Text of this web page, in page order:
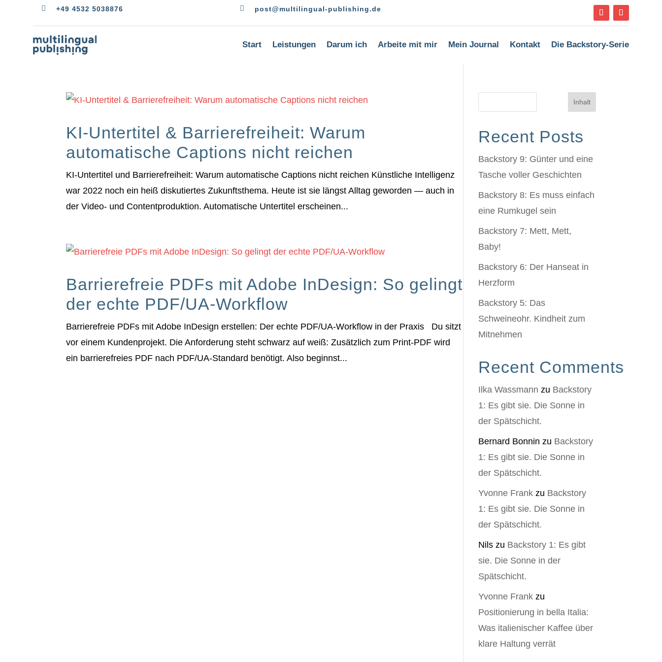
 +49 4532 5038876  post@multilingual-publishing.de
Start Leistungen Darum ich Arbeite mit mir Mein Journal Kontakt Die Backstory-Serie
KI-Untertitel & Barrierefreiheit: Warum
automatische Captions nicht reichen
KI-Untertitel und Barrierefreiheit: Warum automatische Captions nicht reichen Künstliche Intelligenz
war 2022 noch ein heiß diskutiertes Zukunftsthema. Heute ist sie längst Alltag geworden — auch in
der Video- und Contentproduktion. Automatische Untertitel erscheinen...
Barrierefreie PDFs mit Adobe InDesign: So gelingt
der echte PDF/UA-Workflow
Barrierefreie PDFs mit Adobe InDesign erstellen: Der echte PDF/UA-Workflow in der Praxis Du sitzt
vor einem Kundenprojekt. Die Anforderung steht schwarz auf weiß: Zusätzlich zum Print-PDF wird
ein barrierefreies PDF nach PDF/UA-Standard benötigt. Also beginnst...
Inhalt
Recent Posts
Backstory 9: Günter und eine
Tasche voller Geschichten
Backstory 8: Es muss einfach
eine Rumkugel sein
Backstory 7: Mett, Mett,
Baby!
Backstory 6: Der Hanseat in
Herzform
Backstory 5: Das
Schweineohr. Kindheit zum
Mitnehmen
Recent Comments
Ilka Wassmann zu Backstory
1: Es gibt sie. Die Sonne in
der Spätschicht.
Bernard Bonnin zu Backstory
1: Es gibt sie. Die Sonne in
der Spätschicht.
Yvonne Frankzu Backstory
1: Es gibt sie. Die Sonne in
der Spätschicht.
Nilszu Backstory 1: Es gibt
sie. Die Sonne in der
Spätschicht.
Yvonne Frankzu
Positionierung in bella Italia:
Was italienischer Kaffee über
klare Haltung verrät